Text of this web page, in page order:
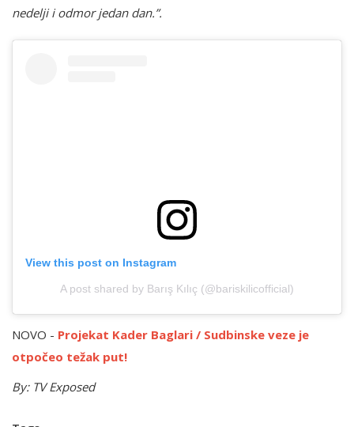
nedelji i odmor jedan dan.”.
View this post on Instagram
A post shared by Barış Kılıç (@bariskilicofficial)
NOVO - Projekat Kader Baglari / Sudbinske veze je
otpočeo težak put!
By: TV Exposed